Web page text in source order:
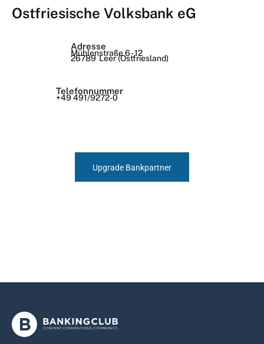
Ostfriesische Volksbank eG
Adresse
Mühlenstraße 6 - 12
26789 Leer (Ostfriesland)
Telefonnummer
+49 491/9272-0
Upgrade Bankpartner